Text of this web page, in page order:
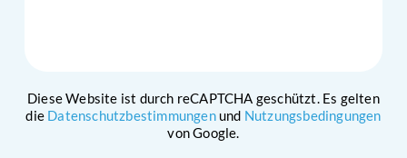
Diese Website ist durch reCAPTCHA geschützt. Es gelten
die Datenschutzbestimmungenund Nutzungsbedingungen
von Google.